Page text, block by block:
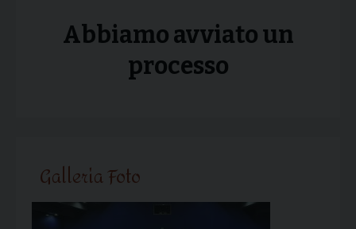
Abbiamo avviato un
processo
Galleria Foto